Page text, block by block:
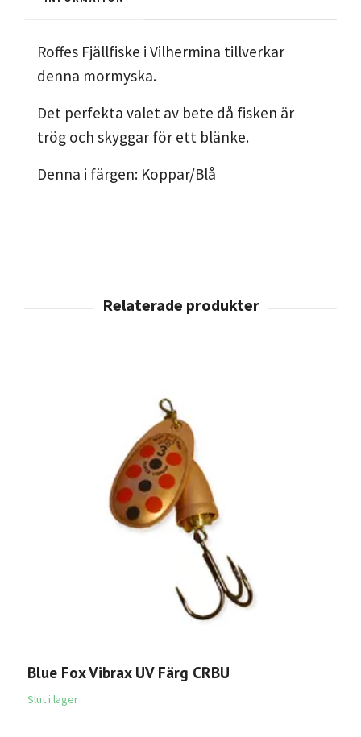
Roffes Fjällfiske i Vilhermina tillverkar
denna mormyska.
Det perfekta valet av bete då fisken är
trög och skyggar för ett blänke.
Denna i färgen: Koppar/Blå
Blue Fox Vibrax UV Färg CRBU
Slut i lager